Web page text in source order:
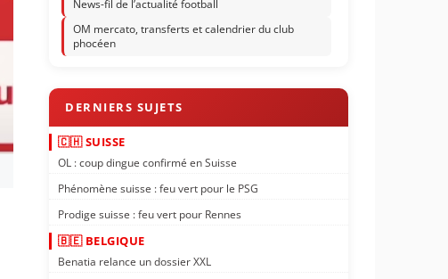
News-fil de l’actualité football
OM mercato, transferts et calendrier du club
phocéen
🇨🇭 SUISSE
OL : coup dingue confirmé en Suisse
Phénomène suisse : feu vert pour le PSG
Prodige suisse : feu vert pour Rennes
🇧🇪 BELGIQUE
Benatia relance un dossier XXL